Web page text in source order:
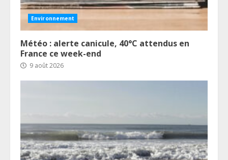
Environnement
Météo : alerte canicule, 40°C attendus en
France ce week-end
9 août 2026